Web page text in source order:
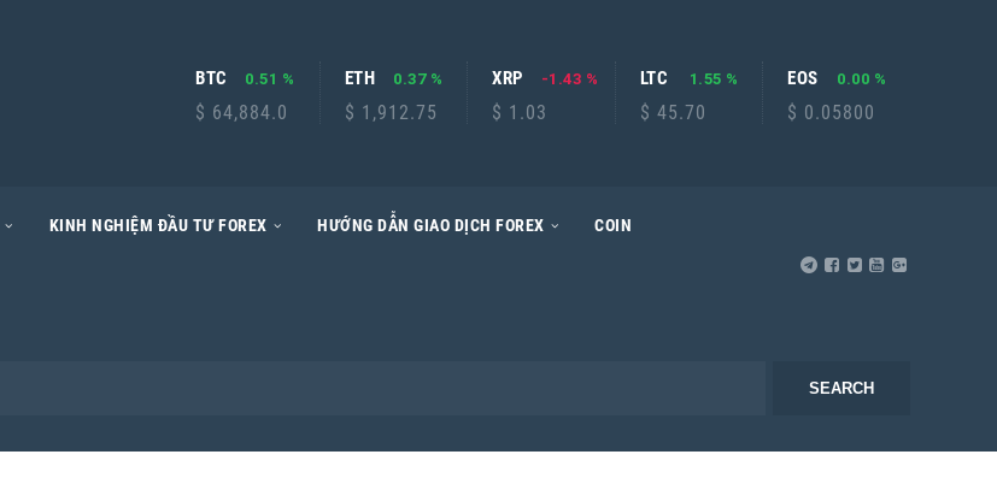
BTC
$ 64,884.0
0.51 %
ETH
$ 1,912.75
0.37 %
XRP
$ 1.03
-1.43 %
LTC
$ 45.70
1.55 %
EOS
$ 0.05800
0.00 %
KINH NGHIỆM ĐẦU TƯ FOREX HƯỚNG DẪN GIAO DỊCH FOREX COIN
SEARCH